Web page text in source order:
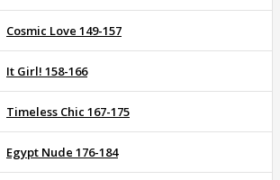
Cosmic Love 149-157
It Girl! 158-166
Timeless Chic 167-175
Egypt Nude 176-184